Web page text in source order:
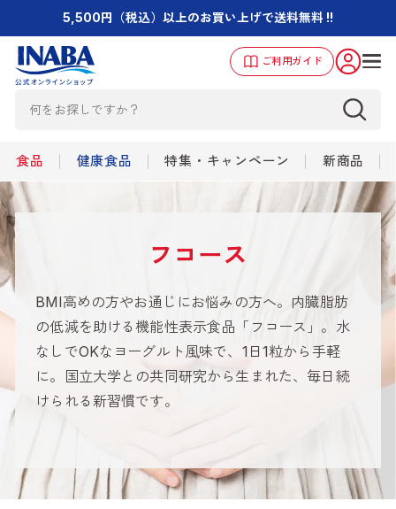
5,500円（税込）以上のお買い上げで送料無料 !!
ご利用ガイド
食品 健康食品 特集・キャンペーン 新商品
フコース
BMI高めの方やお通じにお悩みの方へ。内臓脂肪
の低減を助ける機能性表示食品「フコース」。水
なしでOKなヨーグルト風味で、1日1粒から手軽
に。国立大学との共同研究から生まれた、毎日続
けられる新習慣です。